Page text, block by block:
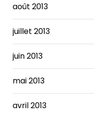
août 2013
juillet 2013
juin 2013
mai 2013
avril 2013